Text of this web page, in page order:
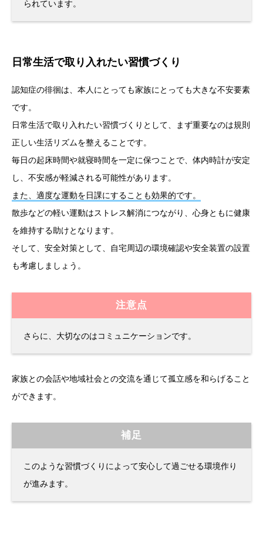
られています。
日常生活で取り入れたい習慣づくり
認知症の徘徊は、本人にとっても家族にとっても大きな不安要素
です。
日常生活で取り入れたい習慣づくりとして、まず重要なのは規則
正しい生活リズムを整えることです。
毎日の起床時間や就寝時間を一定に保つことで、体内時計が安定
し、不安感が軽減される可能性があります。
また、適度な運動を日課にすることも効果的です。
散歩などの軽い運動はストレス解消につながり、心身ともに健康
を維持する助けとなります。
そして、安全対策として、自宅周辺の環境確認や安全装置の設置
も考慮しましょう。
注意点
さらに、大切なのはコミュニケーションです。
家族との会話や地域社会との交流を通じて孤立感を和らげること
ができます。
補足
このような習慣づくりによって安心して過ごせる環境作り
が進みます。